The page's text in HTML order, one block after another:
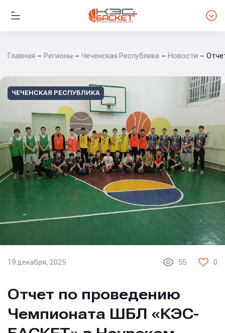
Главная Регионы Чеченская Республика Новости
ЧЕЧЕНСКАЯ РЕСПУБЛИКА
19 декабря, 2025 55 0
Отчет по проведению
Чемпионата ШБЛ «КЭС-